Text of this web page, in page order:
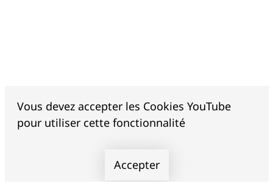
Vous devez accepter les Cookies YouTube
pour utiliser cette fonctionnalité
Accepter